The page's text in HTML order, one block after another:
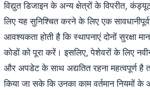
विद्युत डिजाइन के अन्य क्षेत्रों के विपरीत,
लिए यह सुनिश्चित करने के लिए एक
आवश्यकता होती है कि स्थापनाएं दोनों सुरक्षा
कोडों को पूरा करें। इसलिए, पेशेवरों के लिए
और अपडेट के साथ अद्यतित रहना महत्वपूर्ण है
किया जा सके कि उनका काम वर्तमान नियमों